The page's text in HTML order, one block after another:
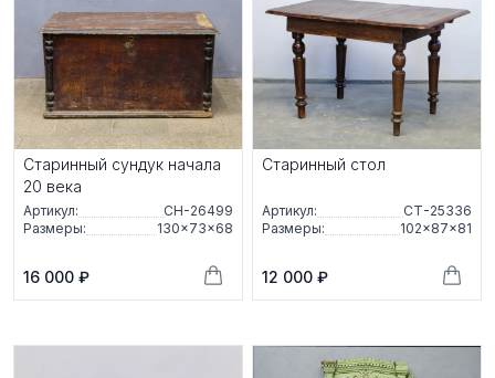
Старинный сундук начала
20 века
Артикул:
СН-26499
Размеры:
130×73×68
16 000 ₽
Старинный стол
Артикул:
СТ-25336
Размеры:
102×87×81
12 000 ₽